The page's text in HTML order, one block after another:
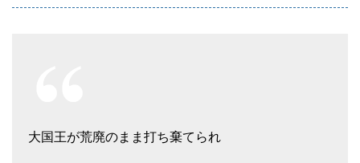
大国王が荒廃のまま打ち棄てられ